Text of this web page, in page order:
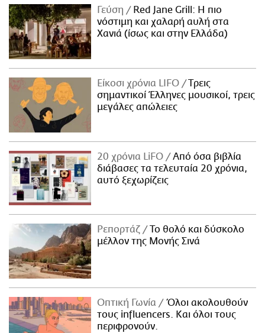
Γεύση
Red Jane Grill: Η πιο
νόστιμη και χαλαρή αυλή στα
Χανιά (ίσως και στην Ελλάδα)
Είκοσι χρόνια LIFO
Tρεις
σημαντικοί Έλληνες μουσικοί, τρεις
μεγάλες απώλειες
20 χρόνια LiFO
Από όσα βιβλία
διάβασες τα τελευταία 20 χρόνια,
αυτό ξεχωρίζεις
Ρεπορτάζ
Το θολό και δύσκολο
μέλλον της Μονής Σινά
Οπτική Γωνία
Όλοι ακολουθούν
τους influencers. Και όλοι τους
περιφρονούν.